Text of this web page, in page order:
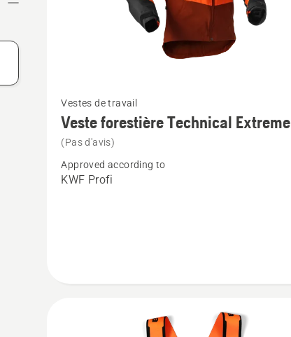
plus
détails
sur
Vestes de travail
Veste forestière Technical Extreme
(Pas d'avis)
Approved according to
KWF Profi